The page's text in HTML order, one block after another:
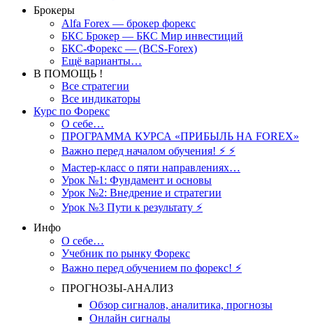
Брокеры
Alfa Forex — брокер форекс
БКС Брокер — БКС Мир инвестиций
БКС-Форекс — (BCS-Forex)
Ещё варианты…
В ПОМОЩЬ !
Все стратегии
Все индикаторы
Курс по Форекс
О себе…
ПРОГРАММА КУРСА «ПРИБЫЛЬ НА FOREX»
Важно перед началом обучения! ⚡ ⚡
Мастер-класс о пяти направлениях…
Урок №1: Фундамент и основы
Урок №2: Внедрение и стратегии
Урок №3 Пути к результату ⚡️
Инфо
О себе…
Учебник по рынку Форекс
Важно перед обучением по форекс! ⚡
ПРОГНОЗЫ-АНАЛИЗ
Обзор сигналов, аналитика, прогнозы
Онлайн сигналы